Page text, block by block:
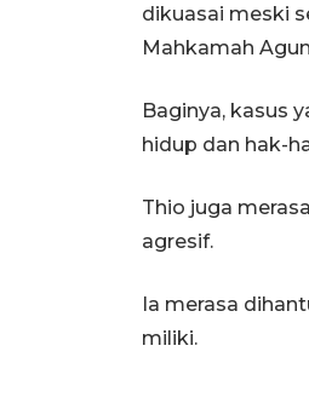
dikuasai meski
Mahkamah
Baginya, kasus
hidup dan hak-
Thio juga
agresif.
Ia merasa
miliki.